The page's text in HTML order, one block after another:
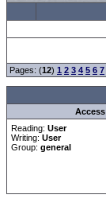
Pages: (12) 1 2 3 4 5 6 7
Access
Reading: User
Writing: User
Group: general